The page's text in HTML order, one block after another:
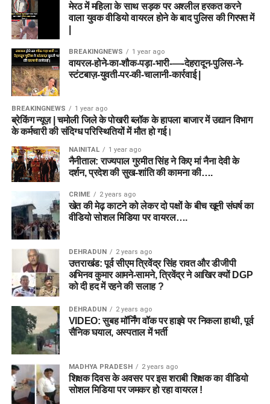
मेरठ में महिला के साथ सड़क पर अश्लील हरकत करने
वाला युवक वीडियो वायरल होने के बाद पुलिस की गिरफ्त में
BREAKINGNEWS 1 year ago
वायरल-होने-का-शौक-पड़ा-भारी-—-देहरादून-पुलिस-ने-
स्टंटबाज़-युवती-पर-की-चालानी-कार्रवाई |
BREAKINGNEWS 1 year ago
ब्रेकिंग न्यूज़ | चमोली जिले के पोखरी ब्लॉक के हापला बाजार में उद्यान विभाग
के कर्मचारी की संदिग्ध परिस्थितियों में मौत हो गई।
NAINITAL 1 year ago
नैनीताल: राज्यपाल गुरमीत सिंह ने किए मां नैना देवी के
दर्शन, प्रदेश की सुख-शांति की कामना की….
CRIME 2 years ago
खेत की मेढ़ काटने को लेकर दो पक्षों के बीच खूनी संघर्ष का
वीडियो सोशल मिडिया पर वायरल….
DEHRADUN 2 years ago
उत्तराखंड: पूर्व सीएम त्रिवेंद्र सिंह रावत और डीजीपी
अभिनव कुमार आमने-सामने, त्रिवेंद्र ने आखिर क्यों DGP
को दी हद में रहने की सलाह ?
DEHRADUN 2 years ago
VIDEO: सुबह मॉर्निंग वॉक पर हाइवे पर निकला हाथी, पूर्व
सैनिक घयाल, अस्पताल में भर्ती
MADHYA PRADESH 2 years ago
शिक्षक दिवस के अवसर पर इस शराबी शिक्षक का वीडियो
सोशल मिडिया पर जमकर हो रहा वायरल !